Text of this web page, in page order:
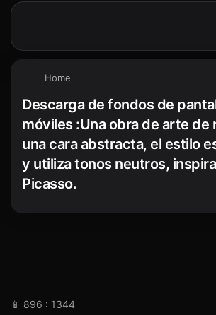
Home
Descarga de fondos de
móviles :Una obra de arte de
una cara abstracta, el estilo
y utiliza tonos neutros,
Picasso.
📱 896 : 1344